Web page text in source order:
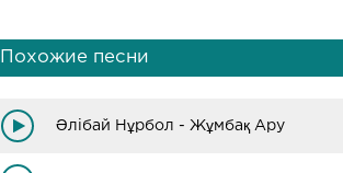
Похожие песни
Әлібай Нұрбол - Жұмбақ Ару